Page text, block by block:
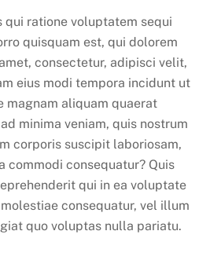
qui ratione voluptatem sequi
quisquam est, qui dolorem
consectetur, adipisci velit,
eius modi tempora incidunt ut
magnam aliquam quaerat
minima veniam, quis nostrum
corporis suscipit laboriosam,
commodi consequatur? Quis
qui in ea voluptate
consequatur, vel illum
quo voluptas nulla pariatu.